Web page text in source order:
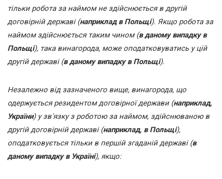
тільки робота за наймом не здійснюється в другій
договірній державі (наприклад в Польщі). Якщо робота за
наймом здійснюється таким чином (в даному випадку в
Польщі), така винагорода, може оподатковуватись у цій
другій державі (в даному випадку в Польщі).
Незалежно від зазначеного вище, винагорода, що
одержується резидентом договірної держави (наприклад,
України) у зв'язку з роботою за наймом, здійснюваною в
другій договірній державі (наприклад, в Польщі),
оподатковується тільки в першій згаданій державі (в
даному випадку в Україні), якщо: